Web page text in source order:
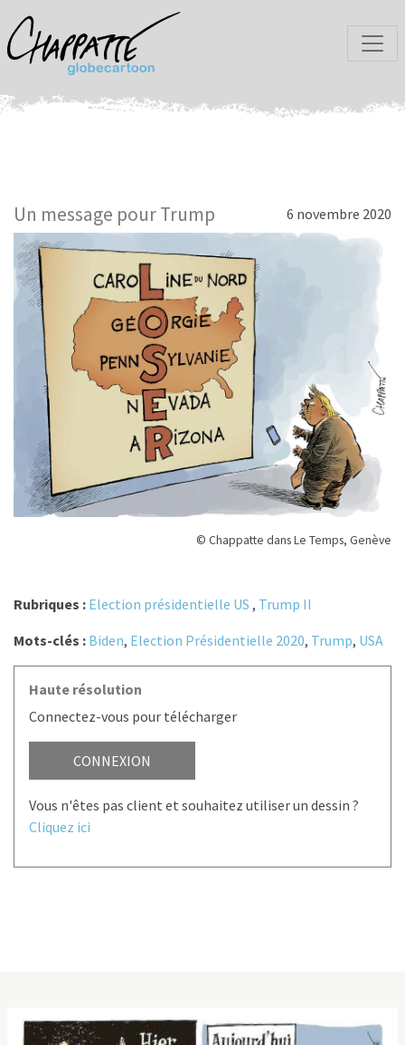
Un message pour Trump 6 novembre 2020
© Chappatte dans Le Temps, Genève
Rubriques : Election présidentielle US , Trump II
Mots-clés : Biden, Election Présidentielle 2020, Trump, USA
Haute résolution
Connectez-vous pour télécharger
CONNEXION
Vous n'êtes pas client et souhaitez utiliser un dessin ?
Cliquez ici